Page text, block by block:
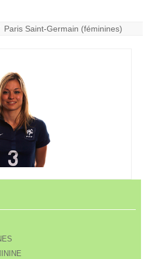
Paris Saint-Germain (féminines)